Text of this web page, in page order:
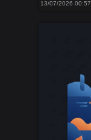
13/07/2026 00:57